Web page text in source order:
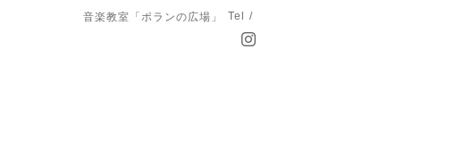
音楽教室「ポランの広場」 Tel /